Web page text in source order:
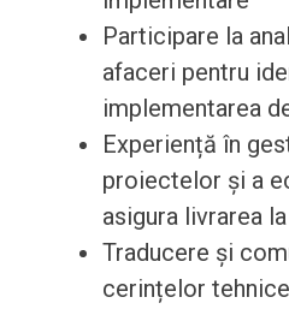
Participare la
afaceri pentru
implementarea
Experiență în
proiectelor și a
asigura livrarea
Traducere și
cerințelor